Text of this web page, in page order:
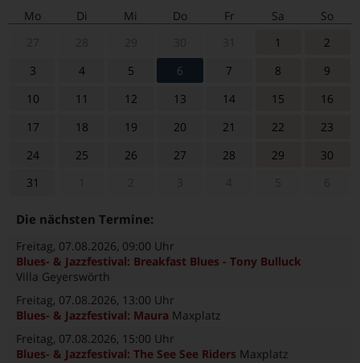
Mo Di Mi Do Fr Sa
So
1
2
3
4 5 6 7 8
9
10
11 12 13 14 15
16
17
18 19 20 21 22
23
24
25 26 27 28 29
30
31
Die nächsten Termine:
Freitag, 07.08.2026, 09:00 Uhr
Blues- & Jazzfestival: Breakfast Blues - Tony Bulluck
Villa Geyerswörth
Freitag, 07.08.2026, 13:00 Uhr
Blues- & Jazzfestival: Maura Maxplatz
Freitag, 07.08.2026, 15:00 Uhr
Blues- & Jazzfestival: The See See Riders Maxplatz